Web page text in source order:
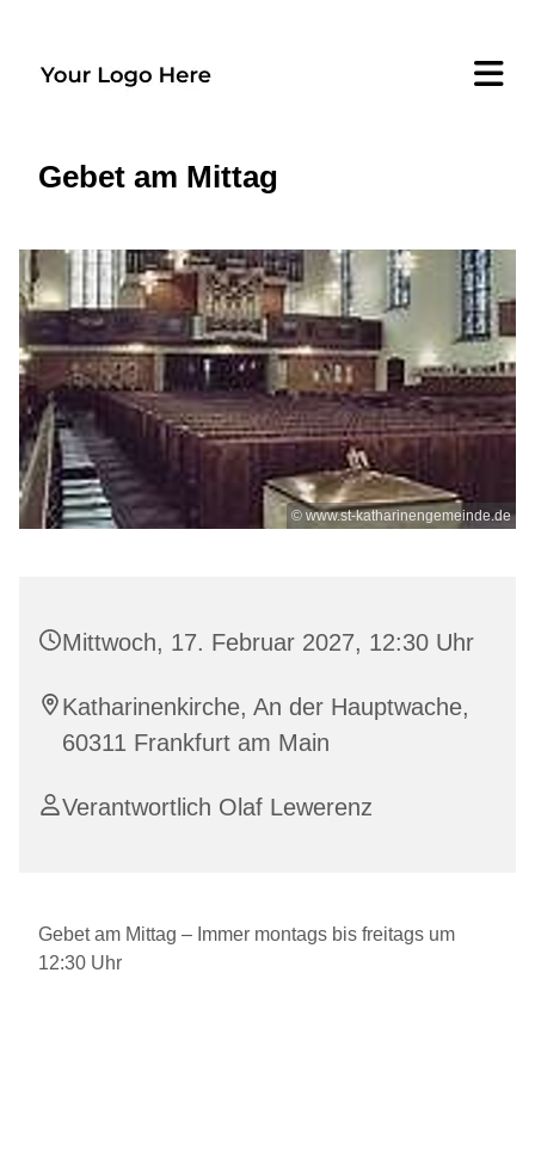
Gebet am Mittag
© www.st-katharinengemeinde.de
Mittwoch, 17. Februar 2027, 12:30 Uhr
Katharinenkirche, An der Hauptwache,
60311 Frankfurt am Main
Verantwortlich Olaf Lewerenz
Gebet am Mittag – Immer montags bis freitags um
12:30 Uhr